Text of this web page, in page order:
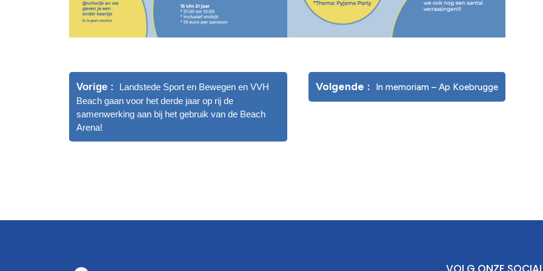
Vorige
Landstede Sport en Bewegen en VVH
Beach gaan voor het derde jaar op rij de
samenwerking aan bij het gebruik van de Beach
Arena!
Volgende In memoriam – Ap Koebrugge